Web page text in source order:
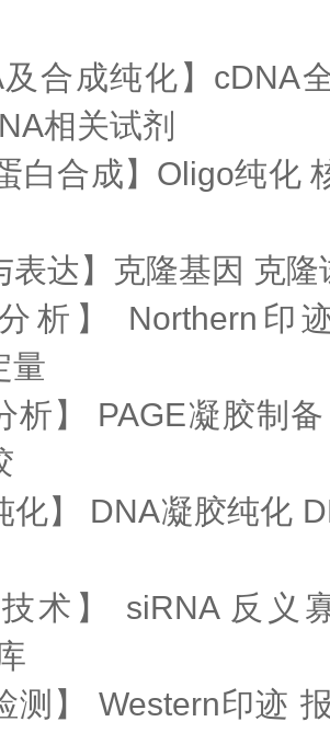
及合成纯化】cDNA
相关试剂
白合成】Oligo纯化
表达】克隆基因 克
分析】 Northern印
量
析】 PAGE凝胶制
化】 DNA凝胶纯化
技术】 siRNA 反义
测】 Western印迹